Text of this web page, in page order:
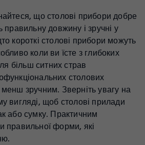
що столові прибори добре
довжину і зручні у
короткі столові прибори можуть
коли ви їсте з глибоких
більш ситних страв
столових
зручним. Зверніть увагу на
вигляді, щоб столові прилади
або сумку. Практичним
правильної форми, які